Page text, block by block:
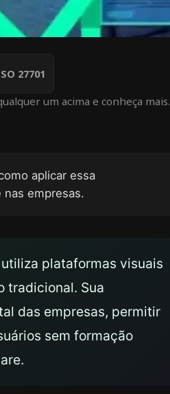
27701
um acima e conheça mais.
aplicar essa
empresas.
plataformas visuais
tradicional. Sua
das empresas, permitir
sem formação